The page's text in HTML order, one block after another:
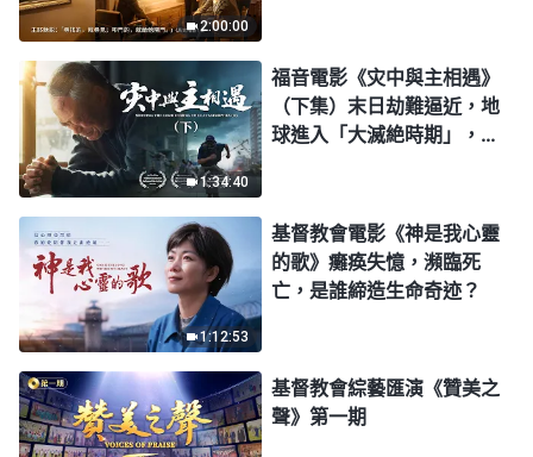
2:00:00
1:34:40
福音電影《灾中與主相遇》
（下集）末日劫難逼近，地
球進入「大滅絶時期」，人
1:12:53
基督教會電影《神是我心靈
的歌》癱痪失憶，瀕臨死
亡，是誰締造生命奇迹？
基督教會綜藝匯演《贊美之
聲》第一期